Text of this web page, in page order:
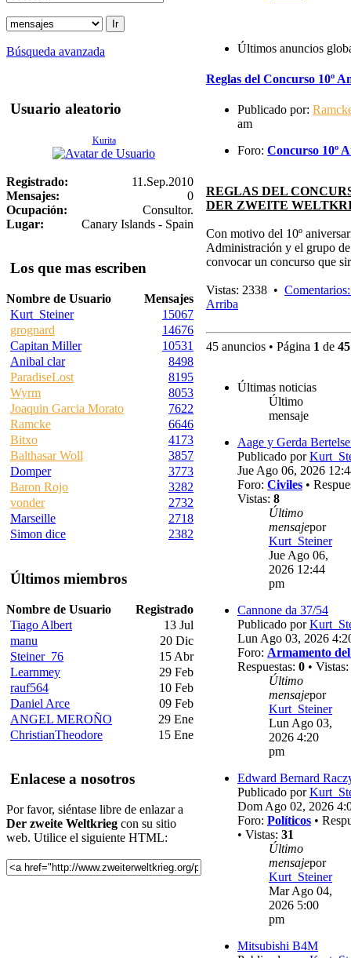
Búsqueda avanzada
Usuario aleatorio
Kurita
Registrado:
11.Sep.2010
Mensajes:
0
Ocupación:
Consultor.
Lugar:
Canary Islands - Spain
Los que mas escriben
Nombre de Usuario
Mensajes
Kurt_Steiner
15067
grognard
14676
Capitan Miller
10531
Anibal clar
8498
ParadiseLost
8195
Wyrm
8053
Joaquin Garcia Morato
7622
Ramcke
6646
Bitxo
4173
Balthasar Woll
3857
Domper
3773
Baron Rojo
3282
vonder
2732
Marseille
2718
Simon dice
2382
Últimos miembros
Nombre de Usuario
Registrado
Tiago Albert
13 Jul
manu
20 Dic
Steiner_76
15 Abr
Learnmey
29 Feb
rauf564
10 Feb
Daniel Arce
09 Feb
ANGEL MEROÑO
29 Ene
ChristianTheodore
15 Ene
Enlacese a nosotros
Por favor, siéntase libre de enlazar a
Der zweite Weltkrieg con su sitio
web. Utilice el siguiente HTML:
Últimos anuncios
Reglas del Concurso 10º
Publicado por:
am
Foro: Concurso 10º
REGLAS DEL
DER ZWEITE
Con motivo del 10º
Administración y el grupo
convocar un concurso que
Vistas: 2338 •
Arriba
45 anuncios • Página 1 de 45
Últimas noticias
Último
mensaje
Aage y Gerda
Publicado por
Jue Ago 06, 2026
Foro: Civiles •
Vistas: 8
Último
mensajepor
Kurt_Steiner
Jue Ago 06,
2026 12:44
pm
Cannone da 37/54
Publicado por
Lun Ago 03, 2026
Foro: Armamento
Respuestas: 0 • Vistas:
Último
mensajepor
Kurt_Steiner
Lun Ago 03,
2026 4:20
pm
Edward Bernard
Publicado por
Dom Ago 02, 2026
Foro: Políticos •
• Vistas: 31
Último
mensajepor
Kurt_Steiner
Mar Ago 04,
2026 5:00
pm
Mitsubishi B4M